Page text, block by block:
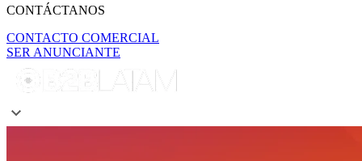
CONTÁCTANOS
CONTACTO COMERCIAL
SER ANUNCIANTE